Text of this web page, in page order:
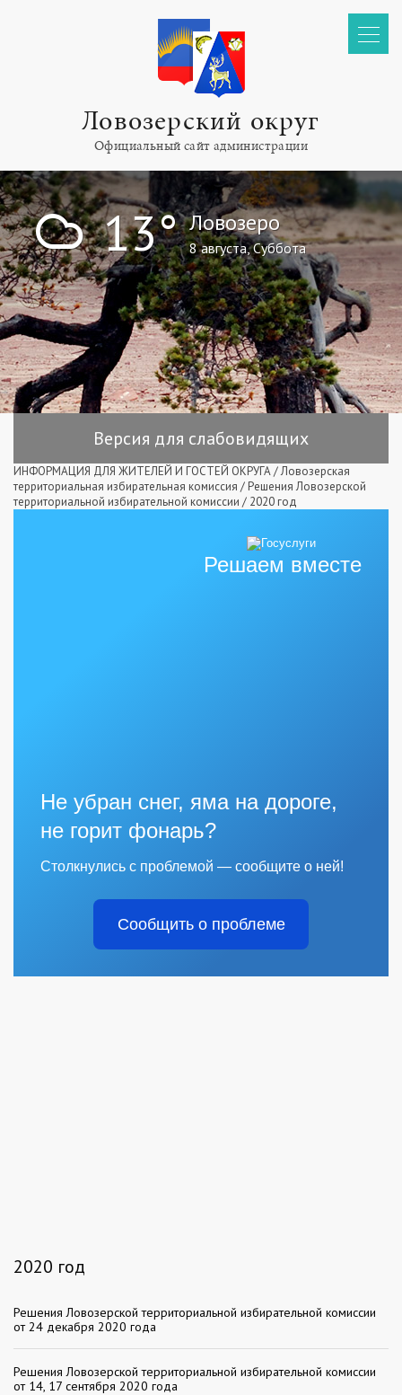
Ловозерский округ
Официальный сайт администрации
! 13° Ловозеро
8 августа, Суббота
Версия для слабовидящих
ИНФОРМАЦИЯ ДЛЯ ЖИТЕЛЕЙ И ГОСТЕЙ ОКРУГА/Ловозерская
территориальная избирательная комиссия / Решения Ловозерской
территориальной избирательной комиссии / 2020 год
Решаем вместе
Не убран снег, яма на дороге,
не горит фонарь?
Столкнулись с проблемой — сообщите о ней!
Сообщить о проблеме
2020 год
Решения Ловозерской территориальной избирательной комиссии
от 24 декабря 2020 года
Решения Ловозерской территориальной избирательной комиссии
от 14, 17 сентября 2020 года